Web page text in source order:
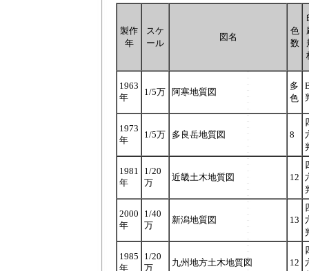
製作
年
スケ
ール
図名
色
数
1963
年
1/5万 阿寒地質図
多
色
1973
年
1/5万 多良岳地質図 8
1981
年
1/20
万
近畿土木地質図 12
2000
年
1/40
万
新潟地質図 13
1985
年
1/20
万
九州地方土木地質図 12